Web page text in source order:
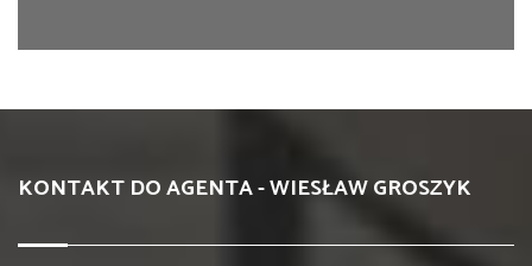
KONTAKT DO AGENTA - WIESŁAW GROSZYK